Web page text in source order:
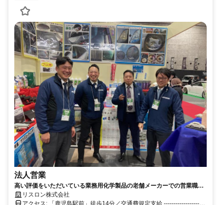
法人営業
高い評価をいただいている業務用化学製品の老舗メーカーでの営業職！
副業でも本業でも。皆さんの営業力が収入に直結！年収1000万円以上
可！働く時間も、稼ぐ額も、場所も、自分らしく働ける。営業フリーラ
リスロン株式会社
アクセス: 「鹿児島駅前」徒歩14分／交通費規定支給 ---------------------